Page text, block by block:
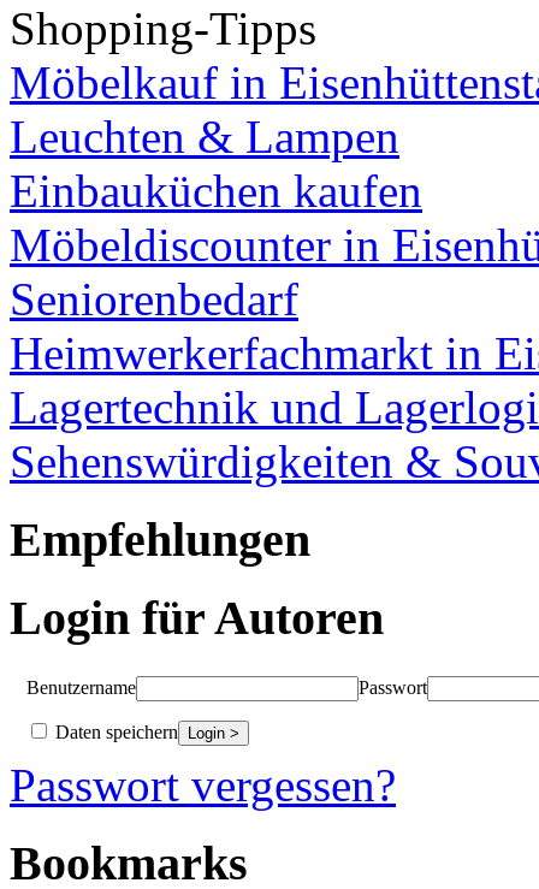
Shopping-Tipps
Möbelkauf in
Leuchten & Lampen
Einbauküchen kaufen
Möbeldiscounter in
Seniorenbedarf
Heimwerkerfachmarkt in
Lagertechnik und
Sehenswürdigkeiten &
Empfehlungen
Login für Autoren
Benutzername Passwort
Daten speichern
Passwort vergessen?
Bookmarks